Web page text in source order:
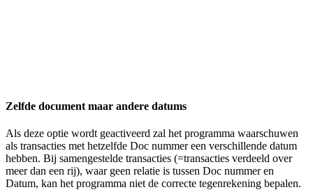
Zelfde document maar andere datums
Als deze optie wordt geactiveerd zal het programma waarschuwen
als transacties met hetzelfde Doc nummer een verschillende datum
hebben. Bij samengestelde transacties (=transacties verdeeld over
meer dan een rij), waar geen relatie is tussen Doc nummer en
Datum, kan het programma niet de correcte tegenrekening bepalen.